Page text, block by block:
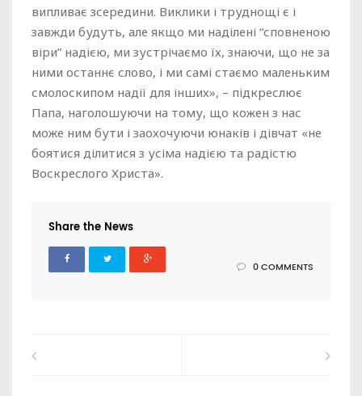
випливає зсередини. Виклики і труднощі є і
завжди будуть, але якщо ми наділені “сповненою
віри” надією, ми зустрічаємо їх, знаючи, що не за
ними останнє слово, і ми самі стаємо маленьким
смолоскипом надії для інших», – підкреслює
Папа, наголошуючи на тому, що кожен з нас
може ним бути і заохочуючи юнаків і дівчат «не
боятися ділитися з усіма надією та радістю
Воскреслого Христа».
Share the News
0 COMMENTS